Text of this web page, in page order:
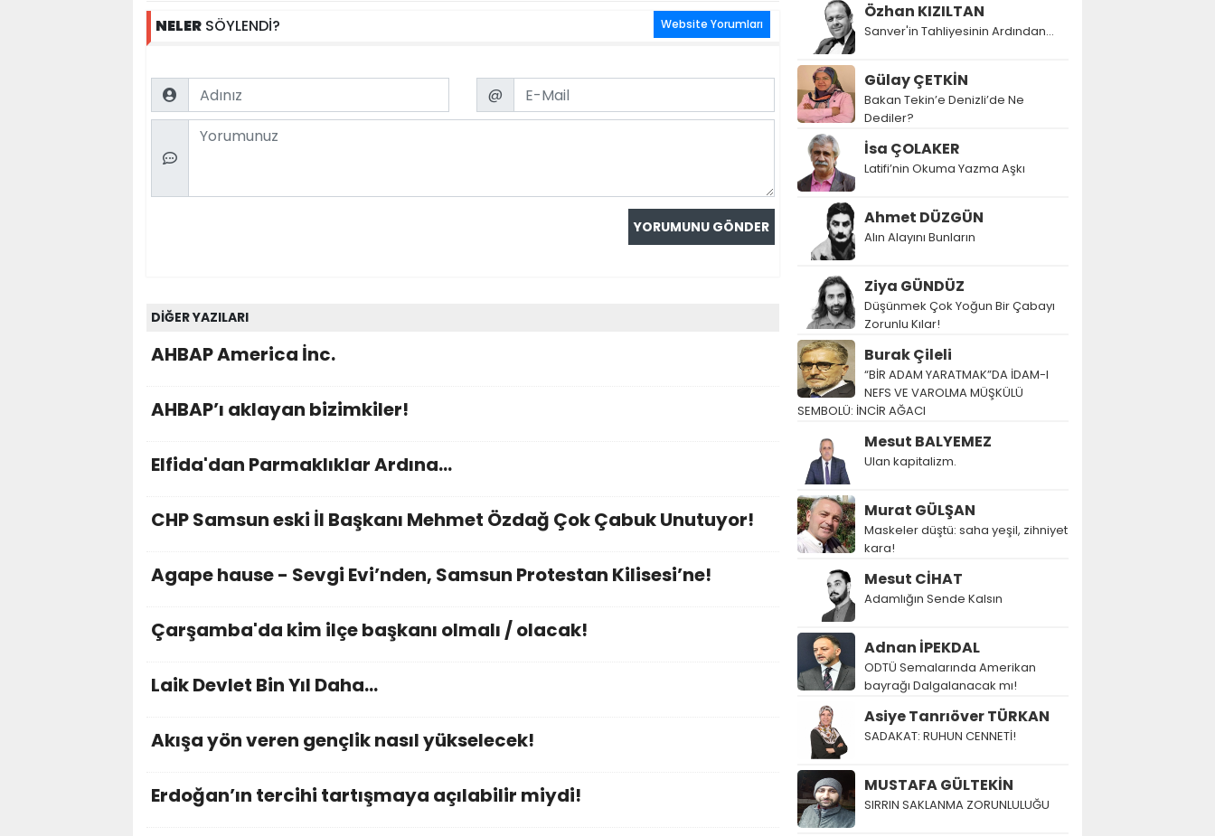
NELER SÖYLENDİ? Website Yorumları
Name Email
@
Comment
DİĞER YAZILARI
AHBAP America İnc.
AHBAP’ı aklayan bizimkiler!
Elfida'dan Parmaklıklar Ardına…
CHP Samsun eski İl Başkanı Mehmet Özdağ Çok Çabuk Unutuyor!
Agape hause - Sevgi Evi’nden, Samsun Protestan Kilisesi’ne!
Çarşamba'da kim ilçe başkanı olmalı / olacak!
Laik Devlet Bin Yıl Daha…
Akışa yön veren gençlik nasıl yükselecek!
Erdoğan’ın tercihi tartışmaya açılabilir miydi!
Özhan KIZILTAN
Sanver'in Tahliyesinin Ardından…
Gülay ÇETKİN
Bakan Tekin’e Denizli’de Ne
Dediler?
İsa ÇOLAKER
Latifi’nin Okuma Yazma Aşkı
Ahmet DÜZGÜN
Alın Alayını Bunların
Ziya GÜNDÜZ
Düşünmek Çok Yoğun Bir Çabayı
Zorunlu Kılar!
Burak Çileli
“BİR ADAM YARATMAK”DA İDAM-I
NEFS VE VAROLMA MÜŞKÜLÜ
SEMBOLÜ: İNCİR AĞACI
Mesut BALYEMEZ
Ulan kapitalizm.
Murat GÜLŞAN
Maskeler düştü: saha yeşil, zihniyet
kara!
Mesut CİHAT
Adamlığın Sende Kalsın
Adnan İPEKDAL
ODTÜ Semalarında Amerikan
bayrağı Dalgalanacak mı!
Asiye Tanrıöver TÜRKAN
SADAKAT: RUHUN CENNETİ!
MUSTAFA GÜLTEKİN
SIRRIN SAKLANMA ZORUNLULUĞU